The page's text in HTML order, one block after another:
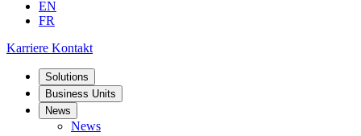
EN
FR
Karriere Kontakt
Solutions
Business Units
News
News